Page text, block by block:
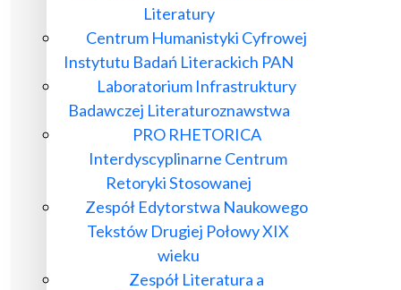
Literatury
Centrum Humanistyki Cyfrowej
Instytutu Badań Literackich PAN
Laboratorium Infrastruktury
Badawczej Literaturoznawstwa
PRO RHETORICA
Interdyscyplinarne Centrum
Retoryki Stosowanej
Zespół Edytorstwa Naukowego
Tekstów Drugiej Połowy XIX
wieku
Zespół Literatura a